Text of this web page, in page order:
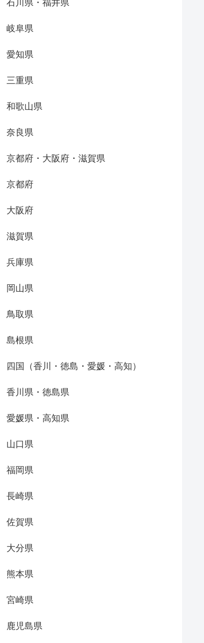
石川県・福井県
岐阜県
愛知県
三重県
和歌山県
奈良県
京都府・大阪府・滋賀県
京都府
大阪府
滋賀県
兵庫県
岡山県
鳥取県
島根県
四国（香川・徳島・愛媛・高知）
香川県・徳島県
愛媛県・高知県
山口県
福岡県
長崎県
佐賀県
大分県
熊本県
宮崎県
鹿児島県